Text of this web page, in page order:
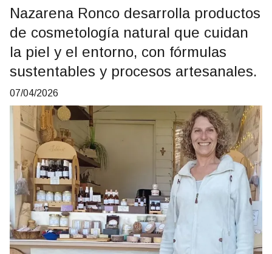
Nazarena Ronco desarrolla productos
de cosmetología natural que cuidan
la piel y el entorno, con fórmulas
sustentables y procesos artesanales.
07/04/2026